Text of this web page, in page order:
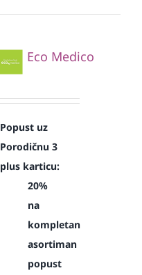
Eco Medico
Popust uz
Porodičnu 3
plus karticu:
20%
na
kompletan
asortiman
popust